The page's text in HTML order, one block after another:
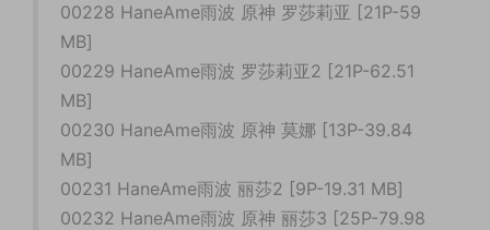
00228 HaneAme雨波 原神 罗莎莉亚 [21P-59
MB]
00229 HaneAme雨波 罗莎莉亚2 [21P-62.51
MB]
00230 HaneAme雨波 原神 莫娜 [13P-39.84
MB]
00231 HaneAme雨波 丽莎2 [9P-19.31 MB]
00232 HaneAme雨波 原神 丽莎3 [25P-79.98